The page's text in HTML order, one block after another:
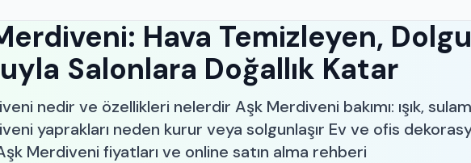
Hava Temizleyen,
Salonlara Doğallık Katar
nedir ve özellikleri nelerdir Aşk Merdiveni bakımı: ışık,
yaprakları neden kurur veya solgunlaşır Ev ve ofis
Aşk Merdiveni fiyatları ve online satın alma rehberi